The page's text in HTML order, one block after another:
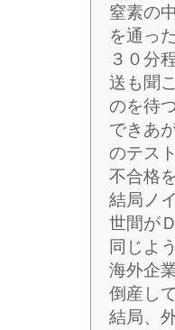
窒素の
を通っ
３０分
送も聞
のを待つ
できあ
のテス
不合格
結局ノ
世間が
同じよ
海外企
倒産し
結局、